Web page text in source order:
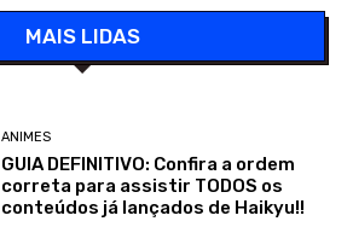
MAIS LIDAS
ANIMES
GUIA DEFINITIVO: Confira a ordem
correta para assistir TODOS os
conteúdos já lançados de Haikyu!!